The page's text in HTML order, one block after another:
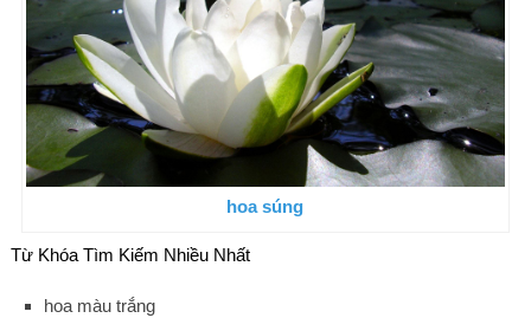
hoa súng
Từ Khóa Tìm Kiếm Nhiều Nhất
hoa màu trắng